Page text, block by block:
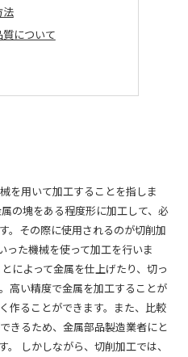
法
について
を用いて加工することを指しま
の塊をある程度形に加工して、必
。その際に使用されるのが切削加
った機械を使って加工を行いま
によって金属を仕上げたり、切っ
高い精度で金属を加工することが
作ることができます。また、比較
きるため、金属部品製造業者にと
しかしながら、切削加工では、